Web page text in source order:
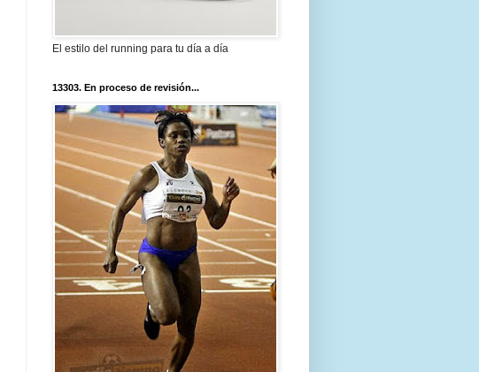
El estilo del running para tu día a día
13303. En proceso de revisión...